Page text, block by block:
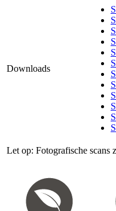
Downloads
Let op: Fotografische scans